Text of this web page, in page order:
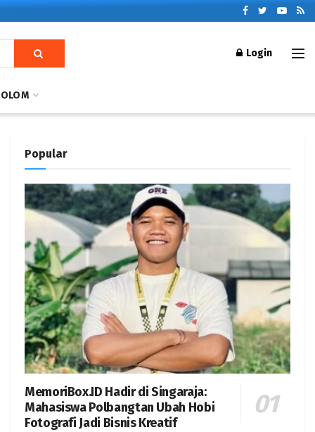
Login
Popular
MemoriBox.ID Hadir di Singaraja:
Mahasiswa Polbangtan Ubah Hobi
Fotografi Jadi Bisnis Kreatif